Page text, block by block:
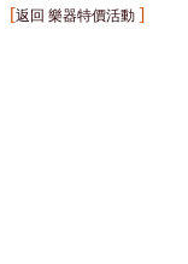
[返回 樂器特價活動 ]